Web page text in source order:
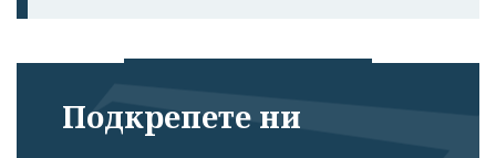
Успешно
Подкрепете ни